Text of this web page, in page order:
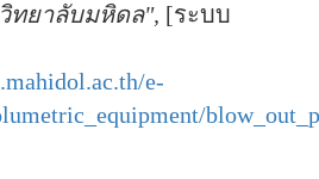
วิทยาลับมหิดล", [ระบบ
e-